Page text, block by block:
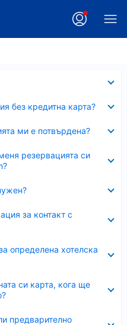
без кредитна карта?
ми е потвърдена?
резервацията си
за контакт с
определена хотелска
си карта, кога ще
предварително